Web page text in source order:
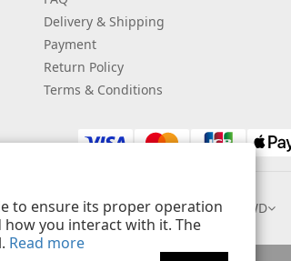
to ensure its proper operation
you interact with it. The
Read more
Delivery & Shipping
Payment
Return Policy
Terms & Conditions
TWD